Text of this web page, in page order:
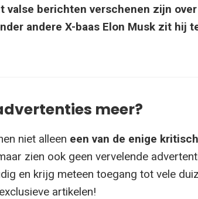
valse berichten verschenen zijn
andere X-baas Elon Musk zit hij
meer?
niet alleen een van de enige
zien ook geen vervelende
en krijg meteen toegang tot vele
exclusieve artikelen!